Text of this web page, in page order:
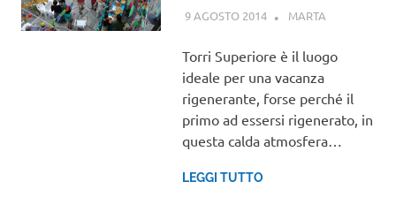
9 AGOSTO 2014 MARTA
Torri Superiore è il luogo
ideale per una vacanza
rigenerante, forse perché il
primo ad essersi rigenerato, in
questa calda atmosfera…
LEGGI TUTTO